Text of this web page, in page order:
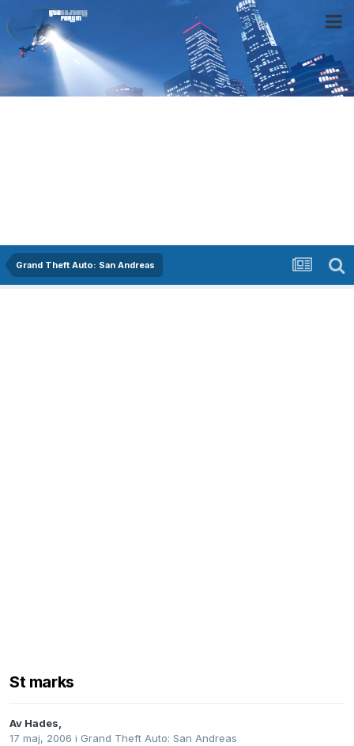
Grand Theft Auto: San Andreas
St marks
Av Hades,
17 maj, 2006 i Grand Theft Auto: San Andreas